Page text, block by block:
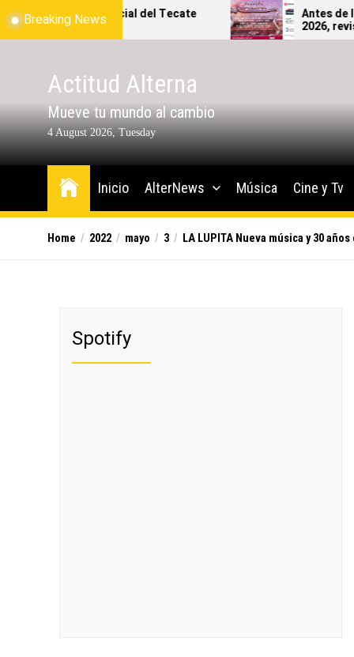
Skip
to
Breaking News
oficial del Tecate Antes de lanzarte al
2026, revisa bien qué sí y
podrás ingresar al festival.
Actitud Alterna
Mueve tu mundo al cambio
4 August 2026, Tuesday
Inicio AlterNews Música Cine y Tv
Home 2022 mayo 3 LA LUPITA Nueva música y 30
Spotify